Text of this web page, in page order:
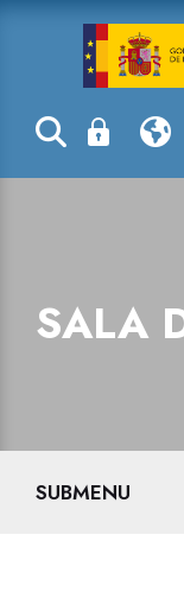
SALA
SUBMENU